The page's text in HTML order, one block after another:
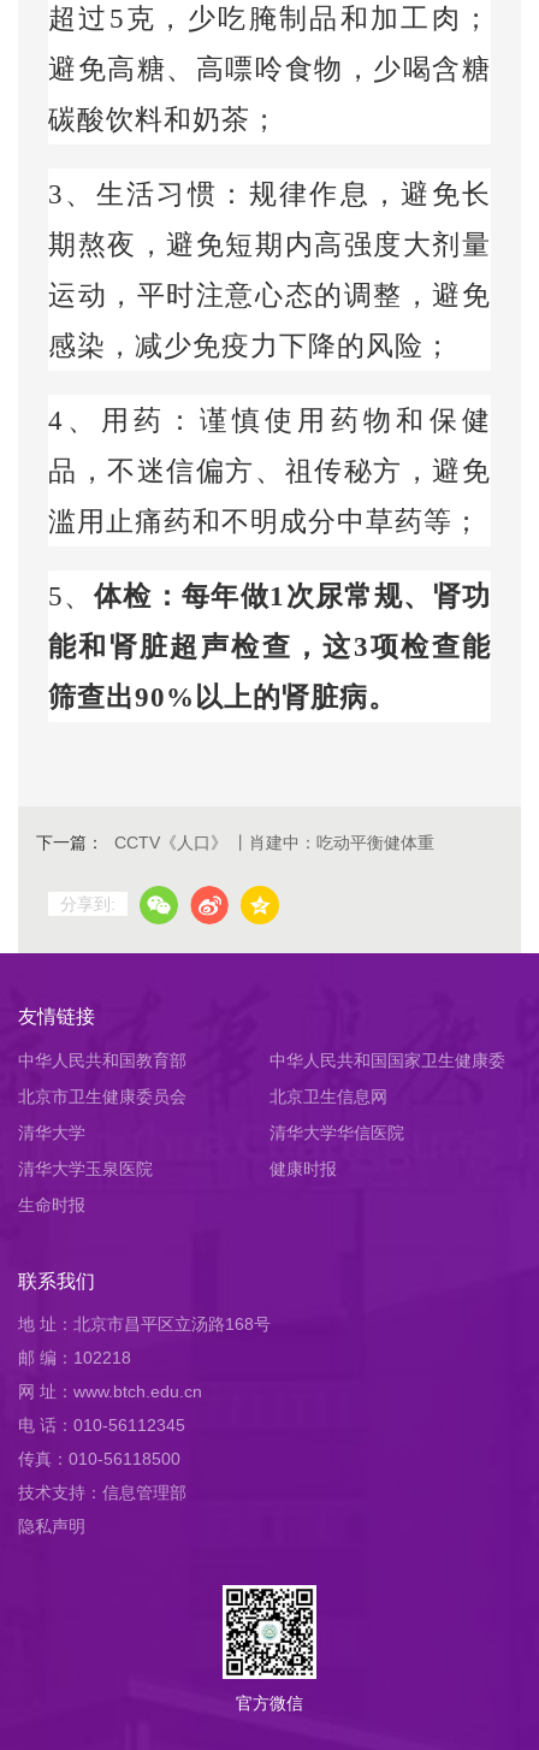
超过5克，少吃腌制品和加工肉；
避免高糖、高嘌呤食物，少喝含糖
碳酸饮料和奶茶；
3、生活习惯：规律作息，避免长
期熬夜，避免短期内高强度大剂量
运动，平时注意心态的调整，避免
感染，减少免疫力下降的风险；
4 、用药：谨慎使用药物和保健
品，不迷信偏方、祖传秘方，避免
滥用止痛药和不明成分中草药等；
5、体检：每年做1 次尿常规、肾功
能和肾脏超声检查，这3项检查能
筛查出90% 以上的肾脏病。
下一篇： CCTV《人口》 丨肖建中：吃动平衡健体重
分享到:
友情链接
中华人民共和国教育部
中华人民共和国国家卫生健康委
员会
北京市卫生健康委员会
北京卫生信息网
清华大学
清华大学华信医院
清华大学玉泉医院
健康时报
生命时报
联系我们
地 址：北京市昌平区立汤路168号
邮 编：102218
网 址：www.btch.edu.cn
电 话：010-56112345
传真：010-56118500
技术支持：信息管理部
隐私声明
官方微信